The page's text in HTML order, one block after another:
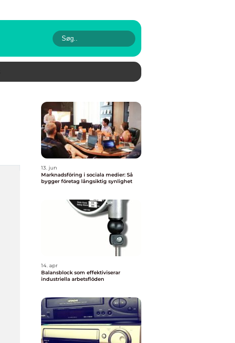
13. jun
Marknadsföring i sociala medier: Så
bygger företag långsiktig synlighet
14. apr
Balansblock som effektiviserar
industriella arbetsflöden